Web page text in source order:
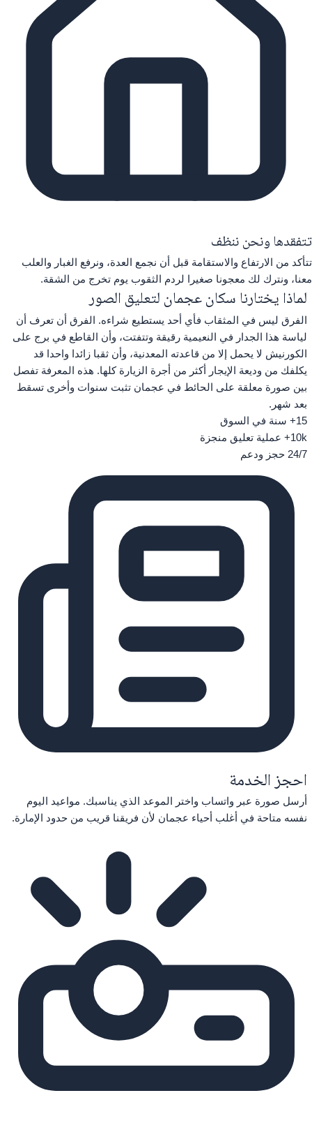
تتفقدها ونحن ننظف
تتأكد من الارتفاع والاستقامة قبل أن نجمع العدة، ونرفع الغبار والعلب
معنا، ونترك لك معجونا صغيرا لردم الثقوب يوم تخرج من الشقة.
لماذا يختارنا سكان عجمان لتعليق الصور
الفرق ليس في المثقاب فأي أحد يستطيع شراءه. الفرق أن تعرف أن
لياسة هذا الجدار في النعيمية رقيقة وتتفتت، وأن القاطع في برج على
الكورنيش لا يحمل إلا من قاعدته المعدنية، وأن ثقبا زائدا واحدا قد
يكلفك من وديعة الإيجار أكثر من أجرة الزيارة كلها. هذه المعرفة تفصل
بين صورة معلقة على الحائط في عجمان تثبت سنوات وأخرى تسقط
بعد شهر.
15+
سنة في السوق
10k+
عملية تعليق منجزة
24/7 حجز ودعم
احجز الخدمة
أرسل صورة عبر واتساب واختر الموعد الذي يناسبك. مواعيد اليوم
نفسه متاحة في أغلب أحياء عجمان لأن فريقنا قريب من حدود الإمارة.